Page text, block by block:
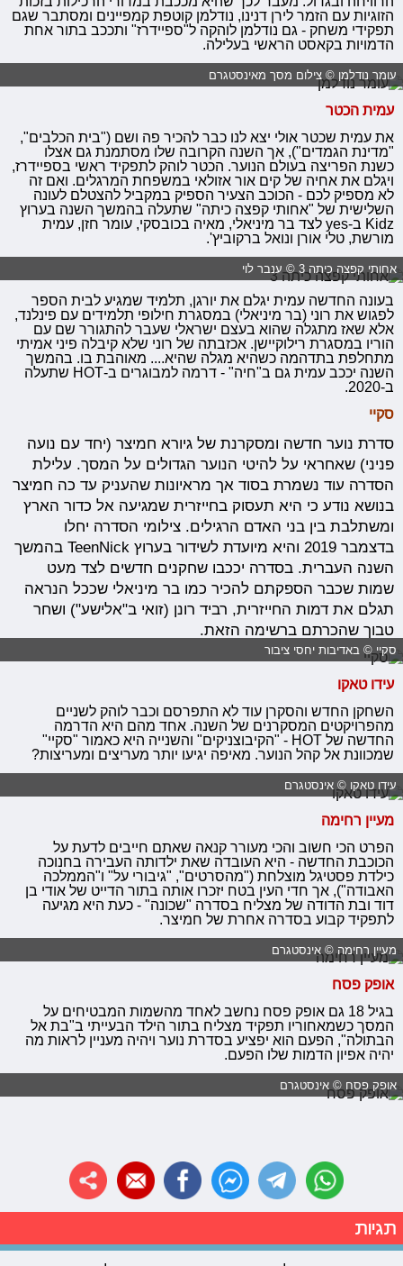
הזוגיות עם הזמר לירן דנינו, נודלמן קוטפת קמפיינים ומסתבר שגם
תפקידי משחק - גם נודלמן לוהקה ל"ספיידרז" ותככב בתור אחת
הדמויות בקאסט הראשי בעלילה.
עומר נודלמן © צילום מסך מאינסטגרם
עמית הכטר
את עמית שכטר אולי יצא לנו כבר להכיר פה ושם ("בית הכלבים",
"מדינת הגמדים"), אך השנה הקרובה שלו מסתמנת גם אצלו
כשנת הפריצה בעולם הנוער. הכטר לוהק לתפקיד ראשי בספיידרז,
ויגלם את אחיה של קים אור אזולאי במשפחת המרגלים. ואם זה
לא מספיק לכם - הכוכב הצעיר הספיק במקביל להצטלם לעונה
השלישית של "אחותי קפצה כיתה" שתעלה בהמשך השנה בערוץ
Kidz ב-yes לצד בר מיניאלי, מאיה בכובסקי, עומר חזן, עמית
מורשת, טלי אורן ונואל ברקוביץ'.
אחותי קפצה כיתה 3 © ענבר לוי
בעונה החדשה עמית יגלם את יורגן, תלמיד שמגיע לבית הספר
לפגוש את רוני (בר מיניאלי) במסגרת חילופי תלמידים עם פינלנד,
אלא שאז מתגלה שהוא בעצם ישראלי שעבר להתגורר שם עם
הוריו במסגרת רילוקיישן. אכזבתה של רוני שלא קיבלה פיני אמיתי
מתחלפת בתדהמה כשהיא מגלה שהיא.... מאוהבת בו. בהמשך
השנה יככב עמית גם ב"חיה" - דרמה למבוגרים ב-HOT שתעלה
ב-2020.
סקיי
סדרת נוער חדשה ומסקרנת של גיורא חמיצר (יחד עם נועה
פניני) שאחראי על להיטי הנוער הגדולים על המסך. עלילת
הסדרה עוד נשמרת בסוד אך מראיונות שהעניק עד כה חמיצר
בנושא נודע כי היא תעסוק בחייזרית שמגיעה אל כדור הארץ
ומשתלבת בין בני האדם הרגילים. צילומי הסדרה יחלו
בדצמבר 2019 והיא מיועדת לשידור בערוץ TeenNick בהמשך
השנה העברית. בסדרה יככבו שחקנים חדשים לצד מעט
שמות שכבר הספקתם להכיר כמו בר מיניאלי שככל הנראה
תגלם את דמות החייזרית, רביד רונן (זואי ב"אלישע") ושחר
טבוך שהכרתם ברשימה הזאת.
סקיי © באדיבות יחסי ציבור
עידו טאקו
השחקן החדש והסקרן עוד לא התפרסם וכבר לוהק לשניים
מהפרויקטים המסקרנים של השנה. אחד מהם היא הדרמה
החדשה של HOT - "הקיבוצניקים" והשנייה היא כאמור "סקיי"
שמכוונת אל קהל הנוער. מאיפה יגיעו יותר מעריצים ומעריצות?
עידו טאקו © אינסטגרם
מעיין רחימה
הפרט הכי חשוב והכי מעורר קנאה שאתם חייבים לדעת על
הכוכבת החדשה - היא העובדה שאת ילדותה העבירה בחנוכה
כילדת פסטיגל מוצלחת ("מהסרטים", "גיבורי על" ו"הממלכה
האבודה"), אך חדי העין בטח יזכרו אותה בתור הדייט של אודי בן
דוד ובת הדודה של מצליח בסדרה "שכונה" - כעת היא מגיעה
לתפקיד קבוע בסדרה אחרת של חמיצר.
מעיין רחימה © אינסטגרם
אופק פסח
בגיל 18 גם אופק פסח נחשב לאחד מהשמות המבטיחים על
המסך כשמאחוריו תפקיד מצליח בתור הילד הבעייתי ב"בת אל
הבתולה", הפעם הוא יפציע בסדרת נוער ויהיה מעניין לראות מה
יהיה אפיון הדמות שלו הפעם.
אופק פסח © אינסטגרם
תגיות